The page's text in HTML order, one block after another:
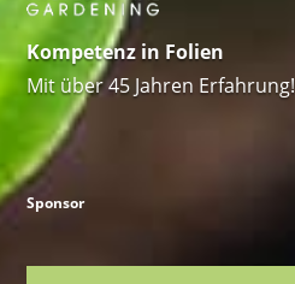
Kompetenz in Folien
Mit über 45 Jahren Erfahrung!
Sponsor